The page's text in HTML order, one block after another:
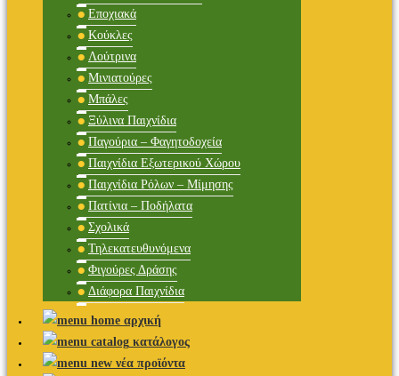
Εποχιακά
Κούκλες
Λούτρινα
Μινιατούρες
Μπάλες
Ξύλινα Παιχνίδια
Παγούρια – Φαγητοδοχεία
Παιχνίδια Εξωτερικού Χώρου
Παιχνίδια Ρόλων – Μίμησης
Πατίνια – Ποδήλατα
Σχολικά
Τηλεκατευθυνόμενα
Φιγούρες Δράσης
Διάφορα Παιχνίδια
αρχική
κατάλογος
νέα προϊόντα